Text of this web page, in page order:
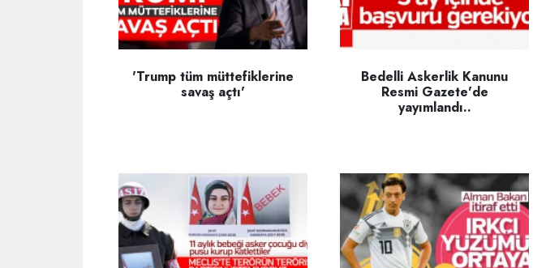
'Trump tüm müttefiklerine
savaş açtı'
Bedelli Askerlik Kanunu
Resmi Gazete'de
yayımlandı..